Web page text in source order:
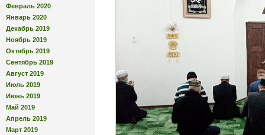
Февраль 2020
Январь 2020
Декабрь 2019
Ноябрь 2019
Октябрь 2019
Сентябрь 2019
Август 2019
Июль 2019
Июнь 2019
Май 2019
Апрель 2019
Март 2019